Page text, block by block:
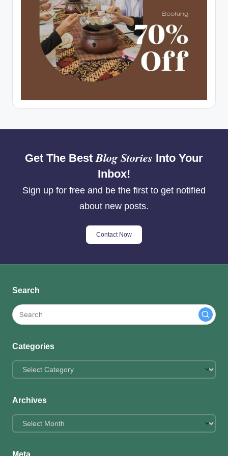
Get The BestBlog Stories Into Your
Inbox!
Sign up for free and be the first to get notified
about new posts.
Contact Now
Search
Categories
Categories
Archives
Archives
Meta